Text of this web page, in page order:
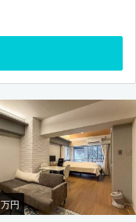
万円